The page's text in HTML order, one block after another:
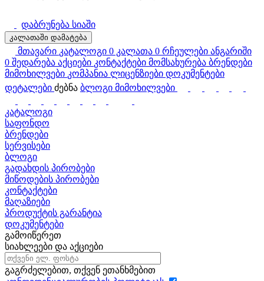
დაბრუნება სიაში
კალათაში დამატება
მთავარი კატალოგი 0 კალათა 0 რჩეულები ანგარიში
0 შედარება აქციები კონტაქტები მომსახურება ბრენდები
მიმოხილვები კომპანია ლიცენზიები დოკუმენტები
დეტალები ძებნა ბლოგი მიმოხილვები
კატალოგი
საფონდო
ბრენდები
სერვისები
ბლოგი
გადახდის პირობები
მიწოდების პირობები
კონტაქტები
მაღაზიები
პროდუქტის გარანტია
დოკუმენტები
გამოიწერეთ
სიახლეები და აქციები
გაგრძელებით, თქვენ ეთანხმებით